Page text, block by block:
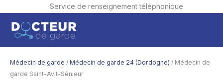
Service de renseignement téléphonique
contenu
Médecin de garde / Médecin de garde 24 (Dordogne) / Médecin de
garde Saint-Avit-Sénieur